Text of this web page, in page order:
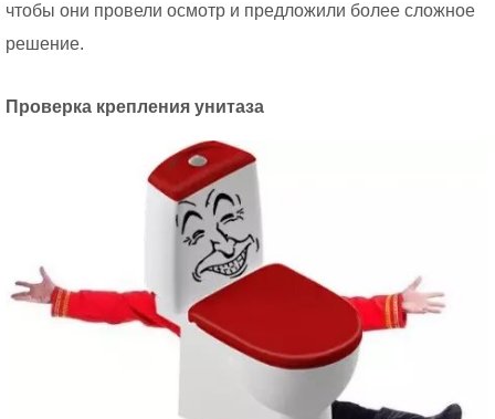
чтобы они провели осмотр и предложили более сложное
решение.
Проверка крепления унитаза